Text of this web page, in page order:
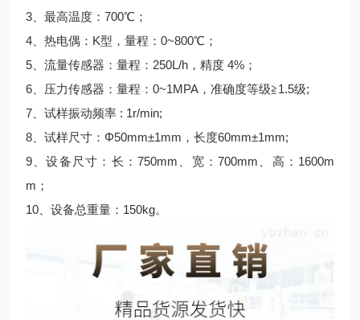
3、最高温度：700℃；
4、热电偶：K型，量程：0~800℃；
5、流量传感器：量程：250L/h，精度 4%；
6、压力传感器：量程：0~1MPA，准确度等级≧1.5级;
7、试样振动频率 : 1r/min;
8、试样尺寸：Φ50mm±1mm，长度60mm±1mm;
9、设备尺寸：长：750mm、宽：700mm、高：1600m
m；
10、设备总重量：150kg。